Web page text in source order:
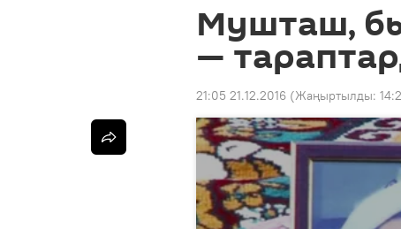
Мушташ,
—
21:05 21.12.2016 (Жаңыртылды: